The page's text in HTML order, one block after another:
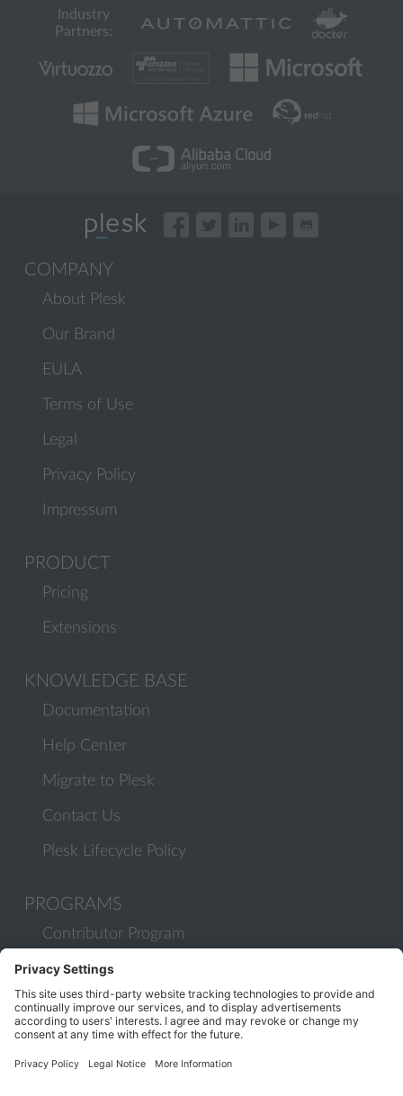
Industry
Partners:
COMPANY
About Plesk
Our Brand
EULA
Terms of Use
Legal
Privacy Policy
Impressum
PRODUCT
Pricing
Extensions
KNOWLEDGE BASE
Documentation
Help Center
Migrate to Plesk
Contact Us
Plesk Lifecycle Policy
PROGRAMS
Contributor Program
Partner Program
COMMUNITY